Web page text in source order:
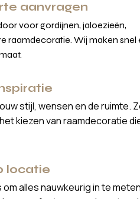
aanvragen
voor gordijnen, jaloezieën,
raamdecoratie. Wij maken snel
stijl, wensen en de ruimte.
kiezen van raamdecoratie
locatie
om alles nauwkeurig in te